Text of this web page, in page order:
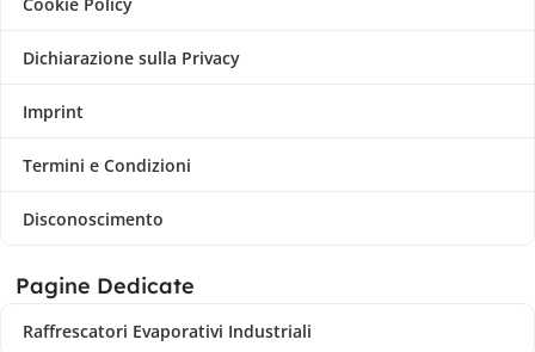
Dichiarazione sulla Privacy
Imprint
Termini e Condizioni
Disconoscimento
Pagine Dedicate
Raffrescatori Evaporativi Industriali